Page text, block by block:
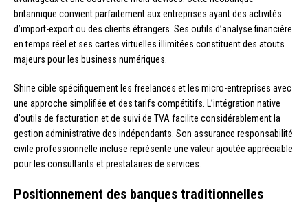
britannique convient parfaitement aux entreprises ayant des activités
d’import-export ou des clients étrangers. Ses outils d’analyse financière
en temps réel et ses cartes virtuelles illimitées constituent des atouts
majeurs pour les business numériques.
Shine cible spécifiquement les freelances et les micro-entreprises avec
une approche simplifiée et des tarifs compétitifs. L’intégration native
d’outils de facturation et de suivi de TVA facilite considérablement la
gestion administrative des indépendants. Son assurance responsabilité
civile professionnelle incluse représente une valeur ajoutée appréciable
pour les consultants et prestataires de services.
Positionnement des banques traditionnelles